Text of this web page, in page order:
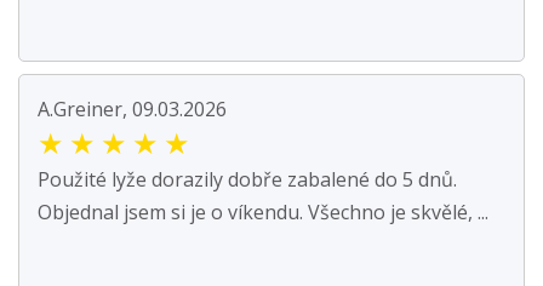
A.Greiner, 09.03.2026
★ ★ ★ ★ ★
Použité lyže dorazily dobře zabalené do 5 dnů.
Objednal jsem si je o víkendu. Všechno je skvělé, ...